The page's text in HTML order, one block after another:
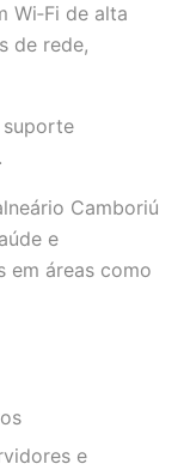
Wi‑Fi de alta
de rede,
suporte
Camboriú
e
em áreas como
e